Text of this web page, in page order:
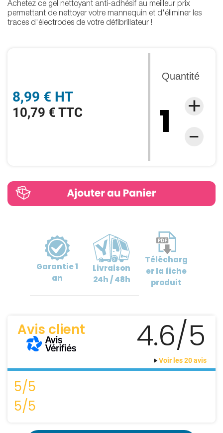
8,99 € HT
10,79 € TTC
Quantité
Achetez ce gel nettoyant anti-adhésif au meilleur prix
permettant de nettoyer votre mannequin et d'éliminer les
traces d'électrodes de votre défibrillateur !
Garantie1
an
Livraison
24h / 48h
Télécharg
erla fiche
produit
Avis client 4.6/5
Voir les 20 avis
5/5
5/5